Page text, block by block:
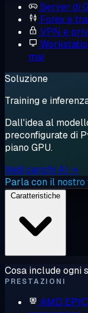
Server di
Forex e
VPN e
mai
Soluzione
Training e
Dall'idea al
preconfigurate di
piano GPU.
Vedi carichi AI →
Parla con il
Cosa include ogni
PRESTAZIONI
AMD